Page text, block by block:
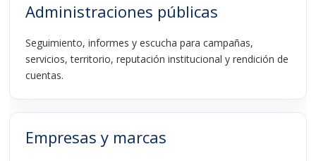
Administraciones públicas
Seguimiento, informes y escucha para campañas,
servicios, territorio, reputación institucional y rendición de
cuentas.
Empresas y marcas